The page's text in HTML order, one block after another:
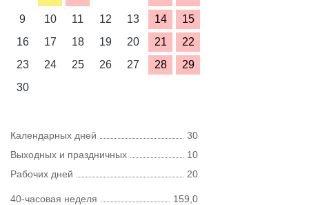
9
10 11 12 13 14
15
16
17 18 19 20 21
22
23
24 25 26 27 28
29
30
Календарных дней
30
Выходных и праздничных
10
Рабочих дней
20
40-часовая неделя
159,0